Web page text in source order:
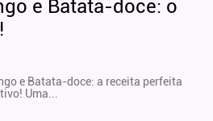
e Batata-doce: o
e Batata-doce: a receita perfeita
Uma...